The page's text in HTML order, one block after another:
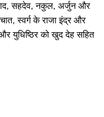
बाद, सहदेव, नकुल, अर्जुन और
स्वर्ग के राजा इंद्र और
युधिष्ठिर को खुद देह सहित